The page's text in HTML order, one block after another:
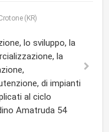
(KR)
lo sviluppo, la
la
di impianti
al ciclo
Amatruda 54